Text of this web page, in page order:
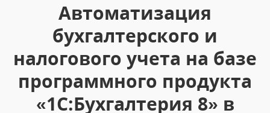
Автоматизация
бухгалтерского и
налогового учета на базе
программного продукта
«1С:Бухгалтерия 8» в